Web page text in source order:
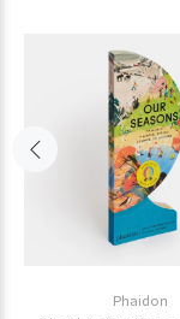
Phaidon